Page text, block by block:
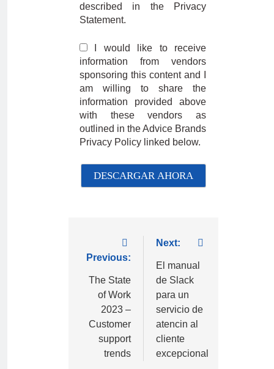
described in the Privacy
Statement.
I would like to receive
information from vendors
sponsoring this content and I
am willing to share the
information provided above
with these vendors as
outlined in the Advice Brands
Privacy Policy linked below.
Previous:
The State
of Work
2023 –
Customer
support
trends
Next:
El manual
de Slack
para un
servicio de
atencin al
cliente
excepcional